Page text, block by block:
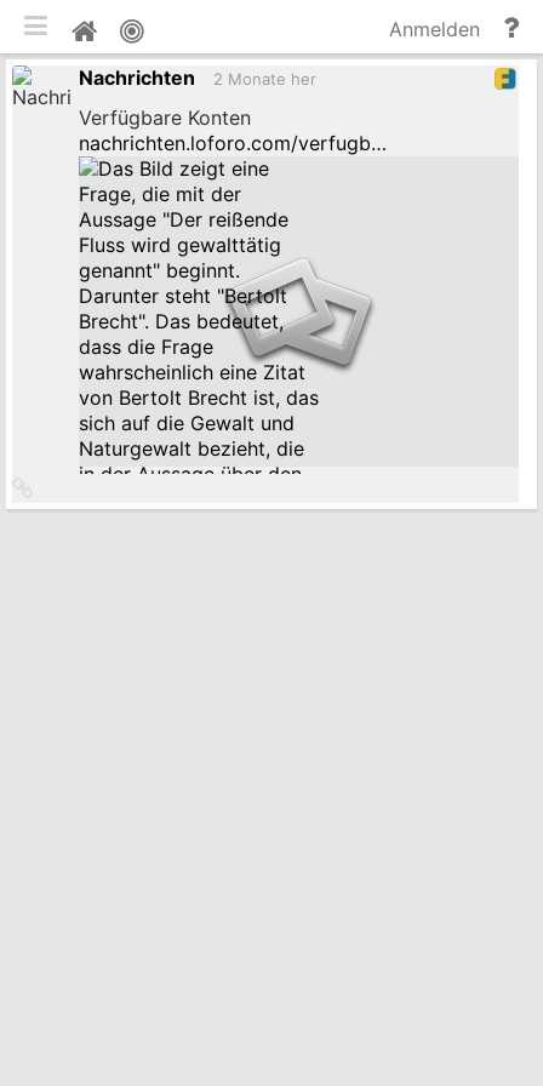
Pinnwand
Anmelden
Nachrichten
2 Monate her
Verfügbare Konten
nachrichten.loforo.com/verfugb…
zum
mobile Ansicht umschalten